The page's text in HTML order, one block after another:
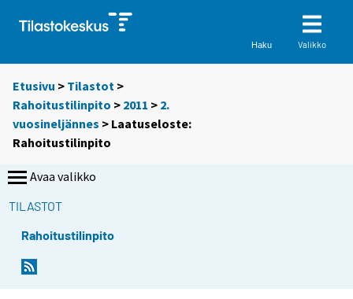
Haku Valikko
Etusivu > Tilastot >
Rahoitustilinpito > 2011 > 2.
vuosineljännes > Laatuseloste:
Rahoitustilinpito
Avaa valikko
TILASTOT
Rahoitustilinpito